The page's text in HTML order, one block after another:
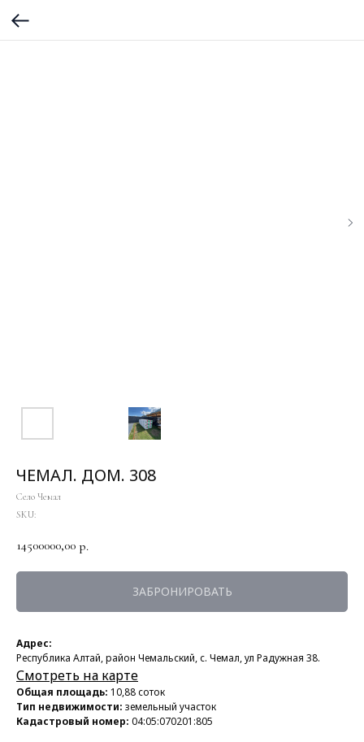
ЧЕМАЛ. ДОМ. 308
Село Чемал
SKU:
14500000,00 р.
ЗАБРОНИРОВАТЬ
Адрес:
Республика Алтай, район Чемальский, с. Чемал, ул Радужная 38.
Смотреть на карте
Общая площадь: 10,88 соток
Тип недвижимости: земельный участок
Кадастровый номер: 04:05:070201:805